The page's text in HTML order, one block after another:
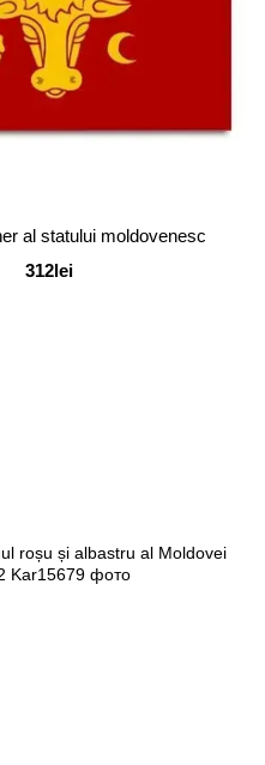
al statului moldovenesc
312lei